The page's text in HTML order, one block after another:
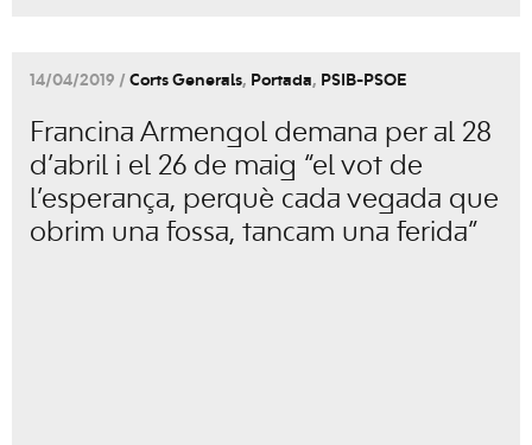
14/04/2019 / Corts Generals, Portada, PSIB-PSOE
Francina Armengol demana per al 28
d’abril i el 26 de maig “el vot de
l’esperança, perquè cada vegada que
obrim una fossa, tancam una ferida”